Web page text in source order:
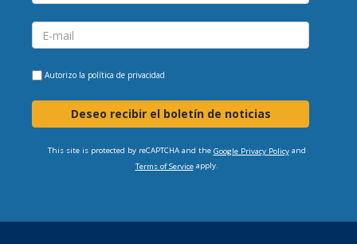
Autorizo la política de privacidad
Deseo recibir el boletín de noticias
This site is protected by reCAPTCHA and the Google Privacy Policyand
Terms of Serviceapply.